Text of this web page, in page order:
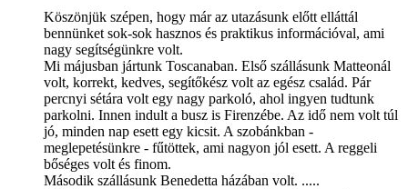
Köszönjük szépen, hogy már az utazásunk előtt elláttál
bennünket sok-sok hasznos és praktikus információval, ami
nagy segítségünkre volt.
Mi májusban jártunk Toscanaban. Első szállásunk Matteonál
volt, korrekt, kedves, segítőkész volt az egész család. Pár
percnyi sétára volt egy nagy parkoló, ahol ingyen tudtunk
parkolni. Innen indult a busz is Firenzébe. Az idő nem volt túl
jó, minden nap esett egy kicsit. A szobánkban -
meglepetésünkre - fűtöttek, ami nagyon jól esett. A reggeli
bőséges volt és finom.
Második szállásunk Benedetta házában volt. .....